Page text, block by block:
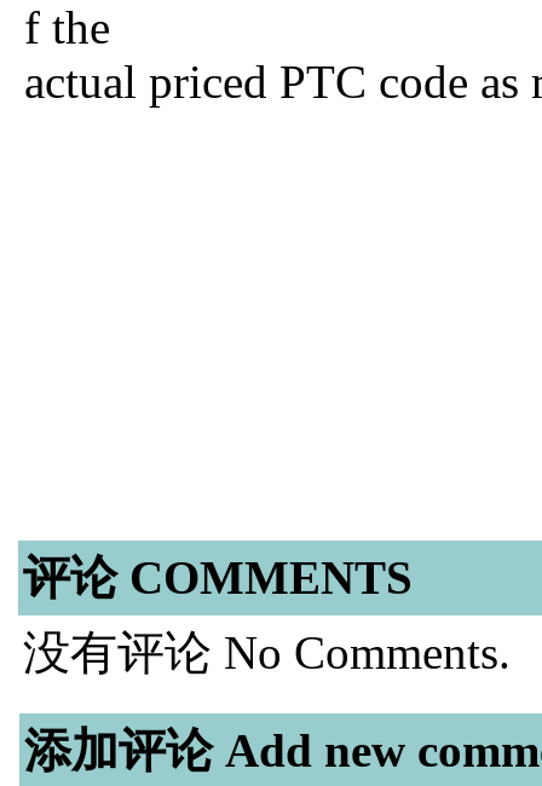
f the
actual priced PTC code as
评论 COMMENTS
没有评论 No Comments.
添加评论 Add new